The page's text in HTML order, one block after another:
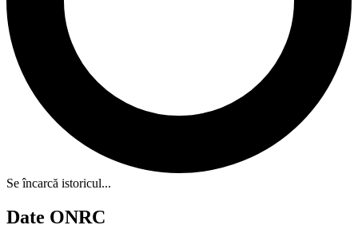
Se încarcă istoricul...
Date ONRC